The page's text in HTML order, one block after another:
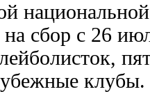
сбор с 26
клубы.